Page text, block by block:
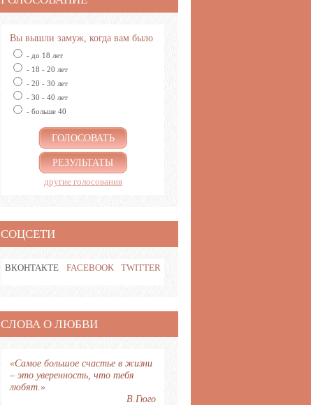
Вы вышли замуж, когда вам было
- до 18 лет
- 18 - 20 лет
- 20 - 30 лет
- 30 - 40 лет
- больше 40
ГОЛОСОВАТЬ
РЕЗУЛЬТАТЫ
другие голосования
СОЦСЕТИ
ВКОНТАКТЕ FACEBOOK TWITTER
СЛОВА О ЛЮБВИ
«Самое большое счастье в жизни
– это уверенность, что тебя
любят.»
В.Гюго